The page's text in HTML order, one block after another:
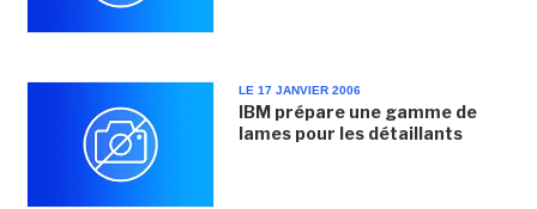
LE 17 JANVIER 2006
IBM prépare une gamme de
lames pour les détaillants